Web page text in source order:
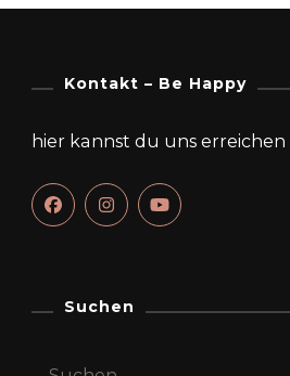
Kontakt – Be Happy
hier kannst du uns erreichen
Suchen
Suchen